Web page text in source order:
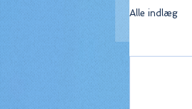
Alle indlæg
🇬🇷